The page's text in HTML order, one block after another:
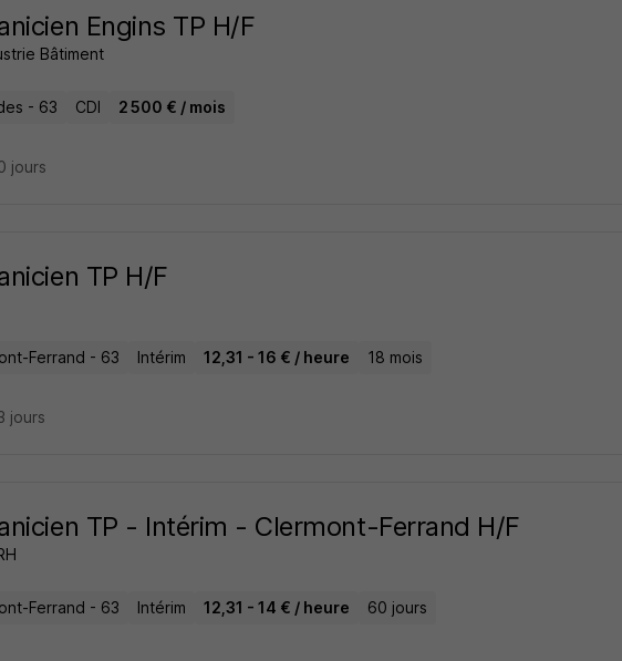
Engins TP H/F
Bâtiment
- 63 CDI 2 500 € / mois
jours
TP H/F
Ferrand - 63 Intérim 12,31 - 16 € / heure 18 mois
jours
TP - Intérim - Clermont-Ferrand H/F
Ferrand - 63 Intérim 12,31 - 14 € / heure 60 jours